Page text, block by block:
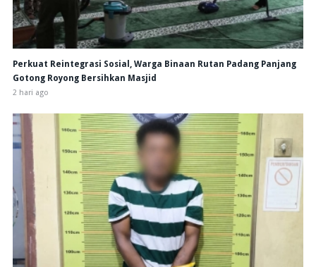
Perkuat Reintegrasi Sosial, Warga Binaan Rutan Padang Panjang
Gotong Royong Bersihkan Masjid
2 hari ago